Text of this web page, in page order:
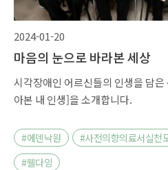
2024-01-20
마음의 눈으로 바라본 세상
시각장애인 어르신들의 인생을 담
아본 내 인생]을 소개합니다.
#에덴낙원 #사전의향의료서실천
#웰다잉